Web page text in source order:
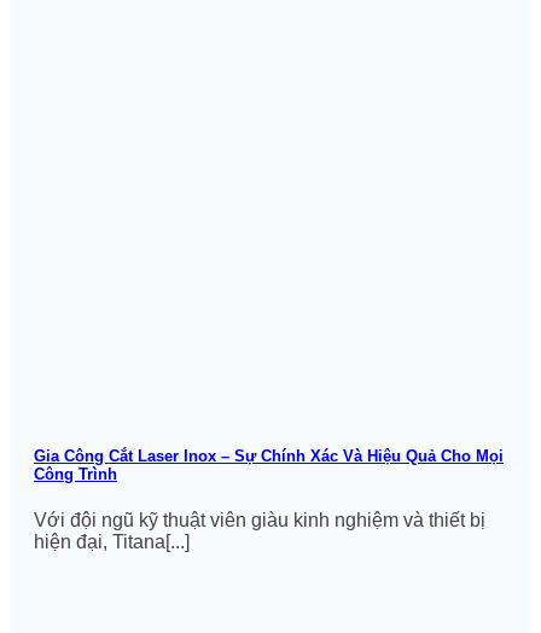
Gia Công Cắt Laser Inox – Sự Chính Xác Và Hiệu Quả Cho Mọi
Công Trình
Với đội ngũ kỹ thuật viên giàu kinh nghiệm và thiết bị
hiện đại, Titana[...]